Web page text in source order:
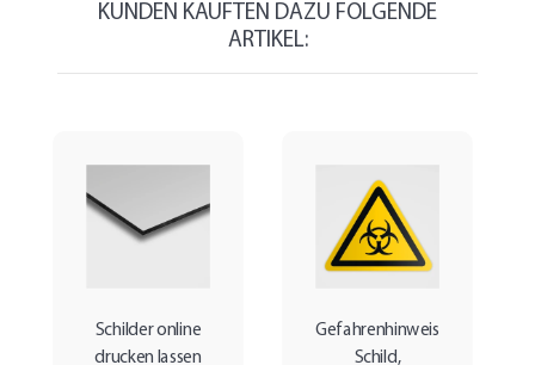
KUNDEN KAUFTEN DAZU FOLGENDE
ARTIKEL:
Schilder online
drucken lassen
Gefahrenhinweis
Schild,